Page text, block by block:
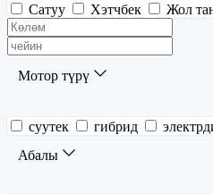
Сатуу Хэтчбек Жол
Мотор түрү
суутек гибрид
Абалы